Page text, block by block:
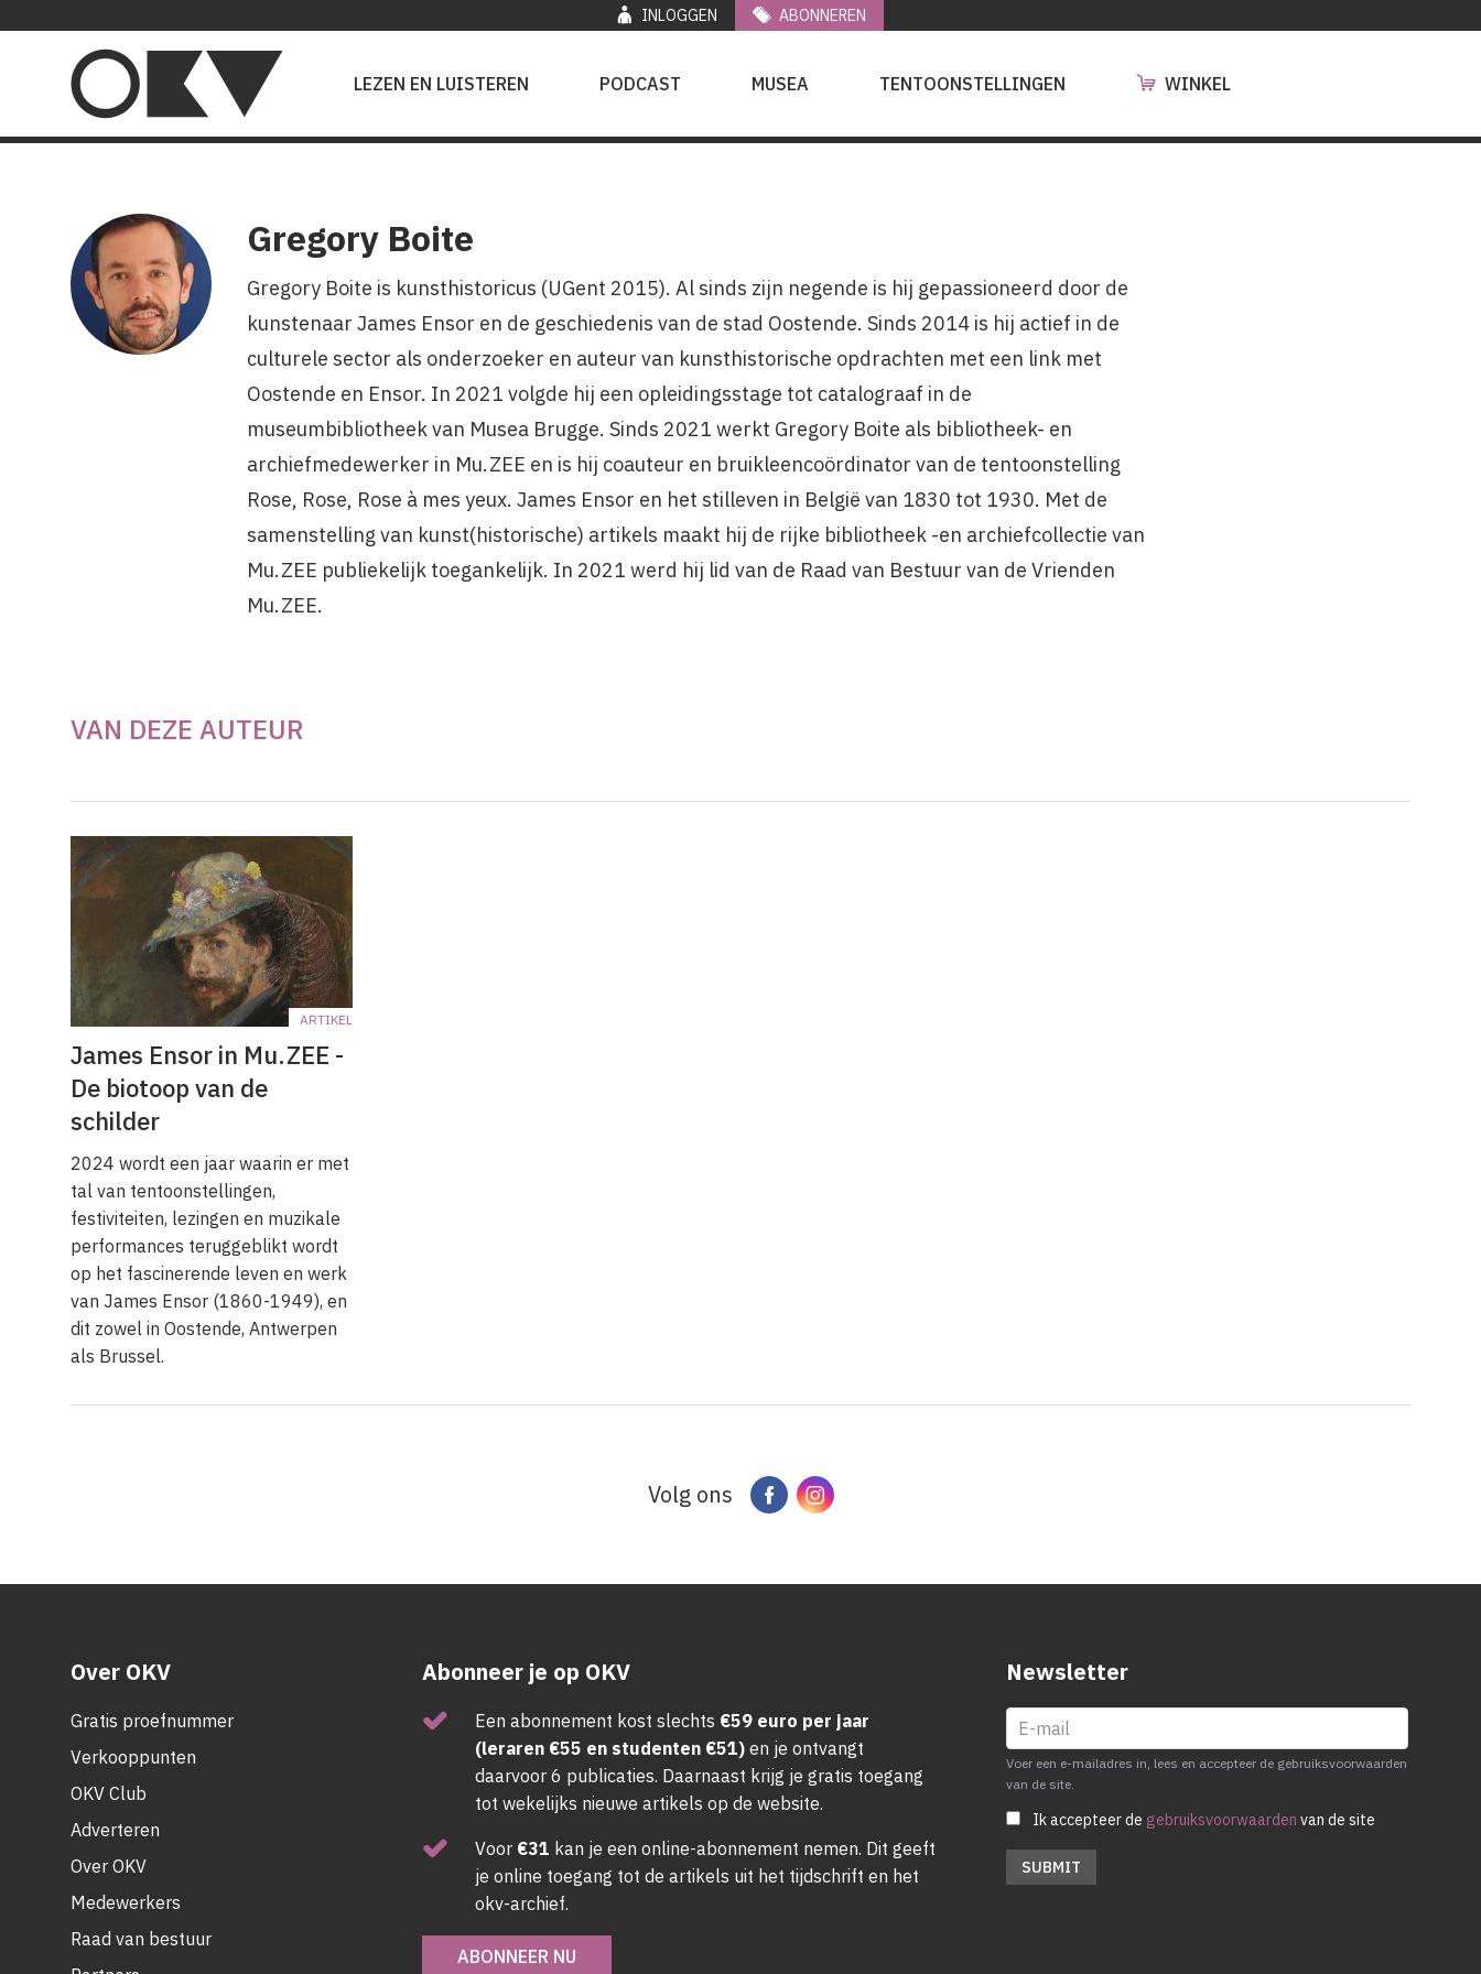
INLOGGEN ABONNEREN
navigation
LEZEN EN LUISTEREN PODCAST MUSEA TENTOONSTELLINGEN WINKEL
Gregory Boite
Gregory Boite is kunsthistoricus (UGent 2015). Al sinds zijn negende is hij gepassioneerd door de
kunstenaar James Ensor en de geschiedenis van de stad Oostende. Sinds 2014 is hij actief in de
culturele sector als onderzoeker en auteur van kunsthistorische opdrachten met een link met
Oostende en Ensor. In 2021 volgde hij een opleidingsstage tot catalograaf in de
museumbibliotheek van Musea Brugge. Sinds 2021 werkt Gregory Boite als bibliotheek- en
archiefmedewerker in Mu.ZEE en is hij coauteur en bruikleencoördinator van de tentoonstelling
Rose, Rose, Rose à mes yeux. James Ensor en het stilleven in België van 1830 tot 1930. Met de
samenstelling van kunst(historische) artikels maakt hij de rijke bibliotheek -en archiefcollectie van
Mu.ZEE publiekelijk toegankelijk. In 2021 werd hij lid van de Raad van Bestuur van de Vrienden
Mu.ZEE.
VAN DEZE AUTEUR
ARTIKEL
James Ensor in Mu.ZEE -
De biotoop van de
schilder
2024 wordt een jaar waarin er met
tal van tentoonstellingen,
festiviteiten, lezingen en muzikale
performances teruggeblikt wordt
op het fascinerende leven en werk
van James Ensor (1860-1949), en
dit zowel in Oostende, Antwerpen
als Brussel.
Volg ons FacebookInstagram
Over OKV
Gratis proefnummer
Verkooppunten
OKV Club
Adverteren
Over OKV
Medewerkers
Raad van bestuur
Abonneer je op OKV
Een abonnement kost slechts €59 euro per jaar
(leraren €55 en studenten €51)en je ontvangt
daarvoor 6 publicaties. Daarnaast krijg je gratis toegang
tot wekelijks nieuwe artikels op de website.
Voor €31 kan je een online-abonnement nemen. Dit geeft
je online toegang tot de artikels uit het tijdschrift en het
okv-archief.
ABONNEER NU
Newsletter
Voer een e-mailadres in, lees en accepteer de gebruiksvoorwaarden
van de site.
Ik accepteer de gebruiksvoorwaarden van de site